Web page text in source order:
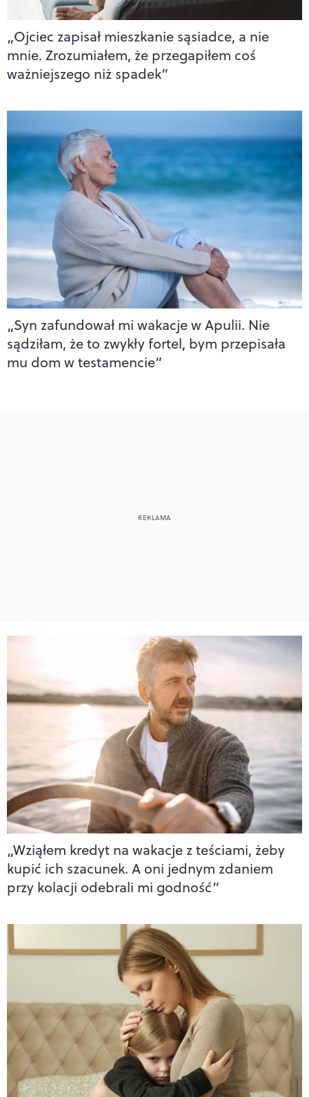
„Ojciec zapisał mieszkanie sąsiadce, a nie
mnie. Zrozumiałem, że przegapiłem coś
ważniejszego niż spadek”
„Syn zafundował mi wakacje w Apulii. Nie
sądziłam, że to zwykły fortel, bym przepisała
mu dom w testamencie”
„Wziąłem kredyt na wakacje z teściami, żeby
kupić ich szacunek. A oni jednym zdaniem
przy kolacji odebrali mi godność”